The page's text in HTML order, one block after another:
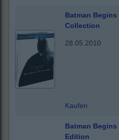
Batman
Collection
28.05.2010
Kaufen
Batman
Edition